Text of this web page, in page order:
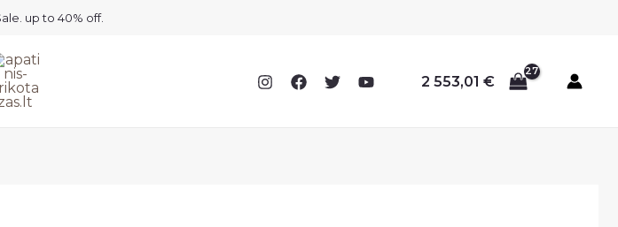
up to 40% off.
2 553,01 €